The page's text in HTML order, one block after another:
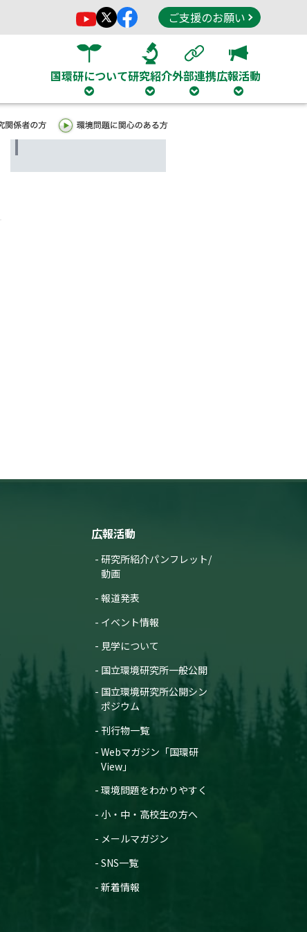
ご支援のお願い
国環研について研究紹介外部連携広報活動
広報活動
研究所紹介パンフレット/
動画
報道発表
イベント情報
見学について
国立環境研究所一般公開
国立環境研究所公開シン
ポジウム
刊行物一覧
Webマガジン「国環研
View」
環境問題をわかりやすく
小・中・高校生の方へ
メールマガジン
SNS一覧
新着情報